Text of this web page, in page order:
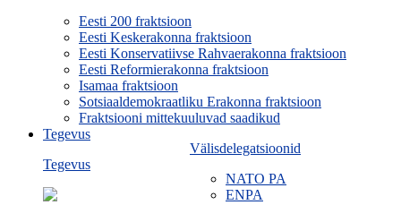
Eesti 200 fraktsioon
Eesti Keskerakonna fraktsioon
Eesti Konservatiivse Rahvaerakonna fraktsioon
Eesti Reformierakonna fraktsioon
Isamaa fraktsioon
Sotsiaaldemokraatliku Erakonna fraktsioon
Fraktsiooni mittekuuluvad saadikud
Välisdelegatsioonid
NATO PA
ENPA
Tegevus
Tegevus